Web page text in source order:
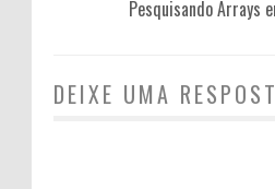
Pesquisando Arrays
DEIXE UMA